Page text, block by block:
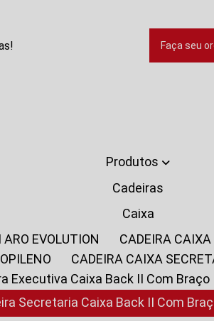
Faça seu
Produtos
Cadeiras
Caixa
ARO EVOLUTION
CADEIRA
CADEIRA CAIXA
Executiva Caixa Back II Com Braço
Secretaria Caixa Back II Com